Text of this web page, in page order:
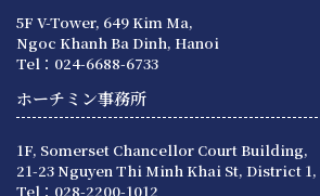
5F V-Tower, 649 Kim Ma,
Ngoc Khanh Ba Dinh, Hanoi
Tel：024-6688-6733
ホーチミン事務所
1F, Somerset Chancellor Court Building,
21-23 Nguyen Thi Minh Khai St, District
Tel：028-2200-1012